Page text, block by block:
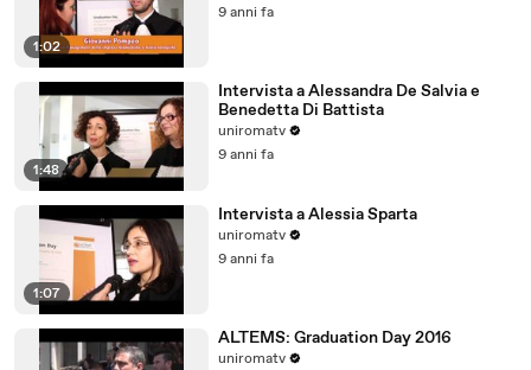
1:02
9 anni fa
1:48
Intervista a Alessandra De Salvia e
Benedetta Di Battista
uniromatv
9 anni fa
1:07
Intervista a Alessia Sparta
uniromatv
9 anni fa
ALTEMS: Graduation Day 2016
uniromatv